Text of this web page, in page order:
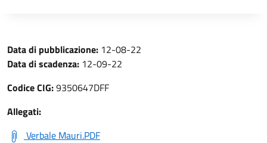
Data di pubblicazione: 12-08-22
Data di scadenza: 12-09-22
Codice CIG:9350647DFF
Allegati:
Verbale Mauri.PDF